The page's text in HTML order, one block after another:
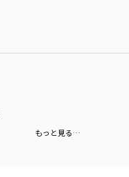
もっと見る…